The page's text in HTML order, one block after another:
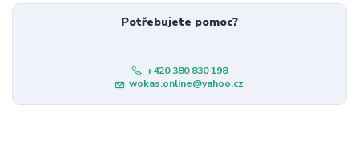
Potřebujete pomoc?
+420 380 830 198
wokas.online@yahoo.cz